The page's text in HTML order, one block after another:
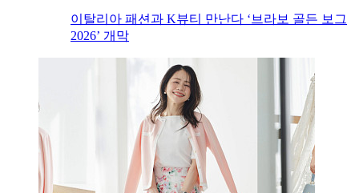
이탈리아 패션과 K뷰티 만난다 ‘브라보 골든 보그
2026’ 개막